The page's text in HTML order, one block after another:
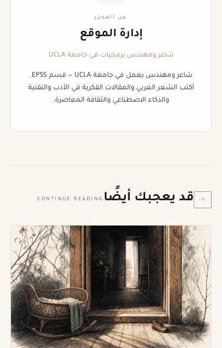
عن المحرّر
إدارة الموقع
شاعر ومهندس برمجيات في جامعة UCLA
شاعر ومهندس يعمل في جامعة UCLA — قسم EPSS.
أكتب الشعر العربي والمقالات الفكرية في الأدب والتقنية
والذكاء الاصطناعي والثقافة المعاصرة.
٠٥ قد يعجبك أيضًا CONTINUE READING